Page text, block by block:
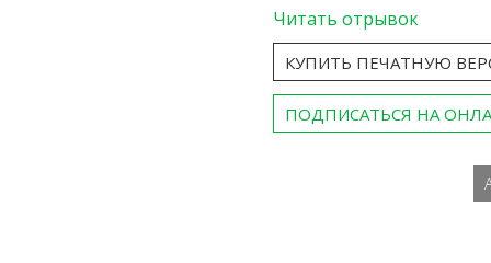
Читать отрывок
КУПИТЬ ПЕЧАТНУЮ
ПОДПИСАТЬСЯ НА